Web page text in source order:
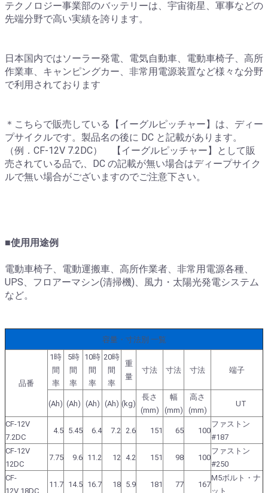
テクノロジー事業部のバッテリーは、宇宙衛星、軍事などの
先端分野で高い実績を誇ります。
日本国内ではソーラー発電、電気自動車、電動車椅子、高所
作業車、キャンピングカー、非常用電源装置など様々な分野
で利用されております
＊こちらで販売している【イーグルピッチャー】は、ディー
プサイクルです。製品名の後に DC と記載があります。
（例．CF-12V 7.2DC） 【イーグルピッチャー】として販
売されている品で,、DC の記載が無い場合はディープサイク
ルで無い場合がございますのでご注意下さい。
■使用用途例
電動車椅子、電動運搬車、高所作業者、非常用電源各種、
UPS、フロアーマシン(清掃機)、風力・太陽光発電システム
など。
容量・寸法別 一覧
品番
1時
間
率
5時
間
率
10時
間
率
20時
間
率
重
量
寸法 寸法 寸法 端子
(Ah) (Ah) (Ah) (Ah) (kg)
長さ
(mm)
幅
(mm)
高さ
(mm)
UT
CF-12V
7.2DC
4.5 5.45 6.4 7.2 2.6 151 65 100
ファストン
#187
CF-12V
12DC
7.75 9.6 11.2 12 4.2 151 98 100
ファストン
#250
CF-
12V 18DC
11.7 14.5 16.7 18 5.9 181 77 167
M5ボルト・ナ
ット